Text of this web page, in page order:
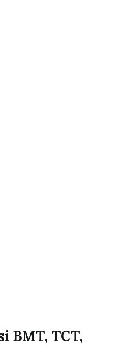
BMT, TCT,